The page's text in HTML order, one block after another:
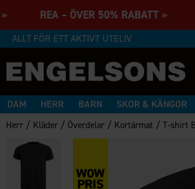
» REA – ÖVER 50% RABATT
ALLT FÖR ETT AKTIVT UTELIV
DAM HERR BARN SKOR & KÄNGOR
Herr / Kläder / Överdelar / Kortärmat /T-shirt